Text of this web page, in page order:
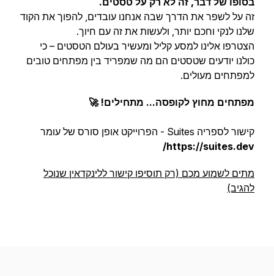
זה על לשפר את הדרך שבה אנחנו עובדים, להפוך את הקוד
שלנו לנקי וחכם יותר, ולעשות את זה עם חיוך.
הצטרפו אלינו למסע קליל ומעשיר בעולם הטסטים – כי
כולנו יודעים שטסטים הם מה שמפריד בין מפתחים טובים
למפתחים מעולים.
מפתחים מחוץ לקופסה... מתחילים! 🚀
קישור לספריה Suites - הפרוייקט אופן סורס של עומר
https://suites.dev/
מתים לשמוע מכם (רק תוסיפו קישור ללינקדאין שנוכל
להגיב)